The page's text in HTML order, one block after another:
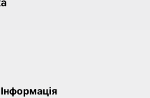
Інформація